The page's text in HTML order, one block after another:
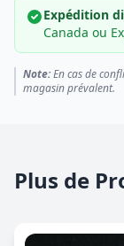
Expédition
Canada ou
Note:En cas de
magasin prévalent.
Plus de